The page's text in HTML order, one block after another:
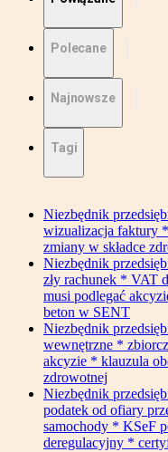
Polecane
Najnowsze
Tagi
Niezbędnik
wizualizacja faktury
zmiany w składce
Niezbędnik
zły rachunek * VAT
musi podlegać
beton w SENT
Niezbędnik
wewnętrzne *
akcyzie * klauzula
zdrowotnej
Niezbędnik
podatek od ofiary
samochody * KSeF
deregulacyjny *